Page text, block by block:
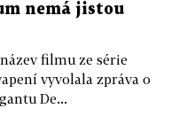
nemá jistou
filmu ze série
vyvolala zpráva o
De...